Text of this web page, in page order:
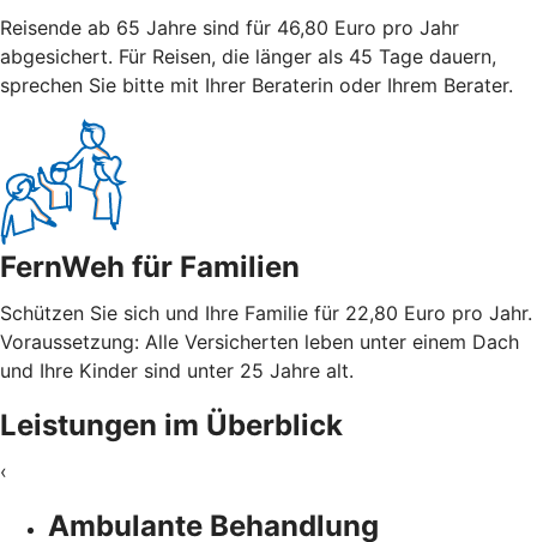
Reisende ab 65 Jahre sind für 46,80 Euro pro Jahr
abgesichert. Für Reisen, die länger als 45 Tage dauern,
sprechen Sie bitte mit Ihrer Beraterin oder Ihrem Berater.
FernWeh für Familien
Schützen Sie sich und Ihre Familie für 22,80 Euro pro Jahr.
Voraussetzung: Alle Versicherten leben unter einem Dach
und Ihre Kinder sind unter 25 Jahre alt.
Leistungen im Überblick
‹
Ambulante Behandlung